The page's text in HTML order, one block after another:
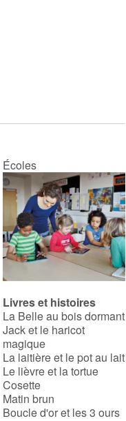
Écoles
Livres et histoires
La Belle au bois dormant
Jack et le haricot
magique
La laitière et le pot au lait
Le lièvre et la tortue
Cosette
Matin brun
Boucle d'or et les 3 ours